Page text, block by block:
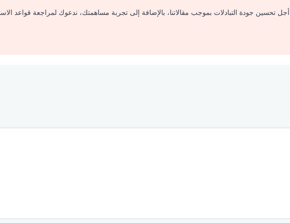
تحسين جودة التبادلات بموجب مقالاتنا، بالإضافة إلى تجربة مساهمتك، ندعوك لمراجعة قواعد